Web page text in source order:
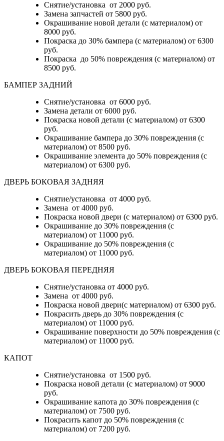
Снятие/установка от 2000 руб.
Замена запчастей от 5800 руб.
Окрашивание новой детали (с материалом) от
8000 руб.
Покраска до 30% бампера (с материалом) от 6300
руб.
Покраска до 50% повреждения (с материалом) от
8500 руб.
БАМПЕР ЗАДНИЙ
Снятие/установка от 6000 руб.
Замена детали от 6000 руб.
Покраска новой детали (с материалом) от 6300
руб.
Окрашивание бампера до 30% повреждения (с
материалом) от 8500 руб.
Окрашивание элемента до 50% повреждения (с
материалом) от 6300 руб.
ДВЕРЬ БОКОВАЯ ЗАДНЯЯ
Снятие/установка от 4000 руб.
Замена от 4000 руб.
Покраска новой двери (с материалом) от 6300 руб.
Окрашивание до 30% повреждения (с
материалом) от 11000 руб.
Окрашивание до 50% повреждения (с
материалом) от 11000 руб.
ДВЕРЬ БОКОВАЯ ПЕРЕДНЯЯ
Снятие/установка от 4000 руб.
Замена от 4000 руб.
Покраска новой двери(с материалом) от 6300 руб.
Покрасить дверь до 30% повреждения (с
материалом) от 11000 руб.
Окрашивание поверхности до 50% повреждения (с
материалом) от 11000 руб.
КАПОТ
Снятие/установка от 1500 руб.
Покраска новой детали (с материалом) от 9000
руб.
Окрашивание капота до 30% повреждения (с
материалом) от 7500 руб.
Покрасить капот до 50% повреждения (с
материалом) от 7200 руб.